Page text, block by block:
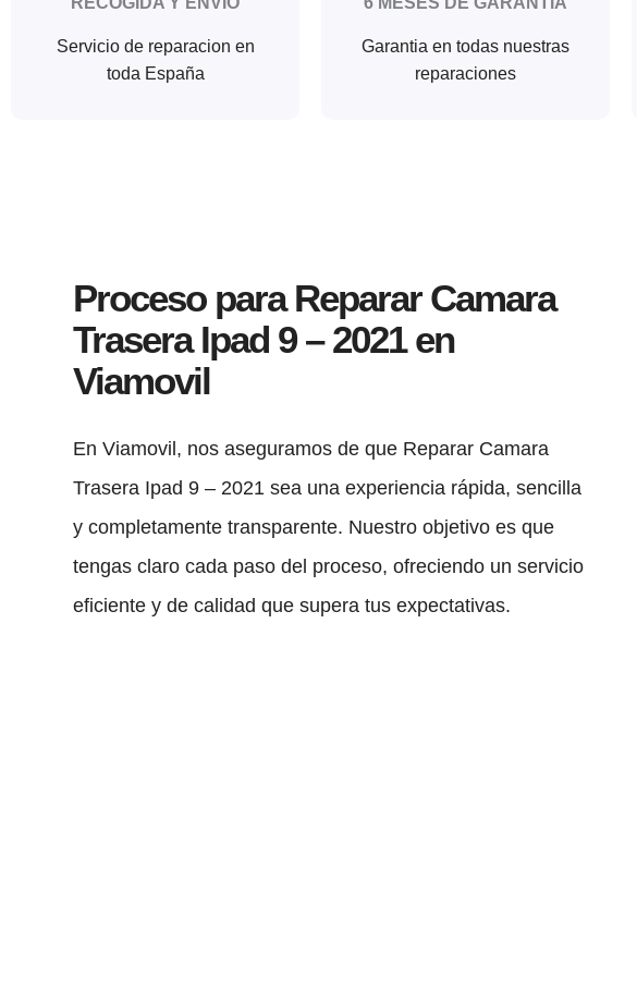
Servicio de reparacion en
toda España
Garantia en todas nuestras
reparaciones
Proceso para Reparar Camara
Trasera Ipad 9 – 2021 en
Viamovil
En Viamovil, nos aseguramos de que Reparar Camara
Trasera Ipad 9 – 2021 sea una experiencia rápida, sencilla
y completamente transparente. Nuestro objetivo es que
tengas claro cada paso del proceso, ofreciendo un servicio
eficiente y de calidad que supera tus expectativas.